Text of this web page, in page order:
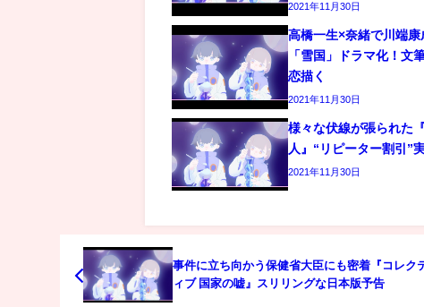
2021年11月30日
高橋一生×奈緒で川端康
「雪国」ドラマ化！文
恋描く
2021年11月30日
様々な伏線が張られた
人』“リピーター割引”
2021年11月30日
事件に立ち向かう保健省大臣にも密着『コレク
ィブ 国家の嘘』スリリングな日本版予告